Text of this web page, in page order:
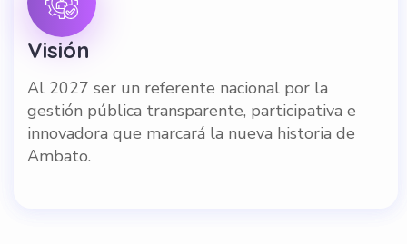
Visión
Al 2027 ser un referente nacional por la
gestión pública transparente, participativa e
innovadora que marcará la nueva historia de
Ambato.